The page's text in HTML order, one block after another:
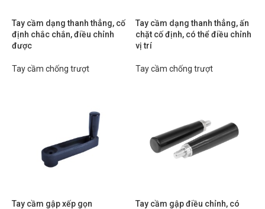
Tay cầm dạng thanh thẳng, cố
định chắc chắn, điều chỉnh
được
Tay cầm chống trượt
Tay cầm dạng thanh thẳng, ấn
chặt cố định, có thể điều chỉnh
vị trí
Tay cầm chống trượt
Tay cầm gập xếp gọn
Tay cầm gập điều chỉnh, có